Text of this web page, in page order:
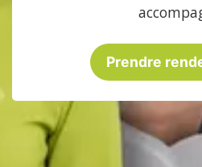
Prendre